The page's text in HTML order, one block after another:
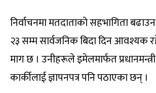
निर्वाचनमा मतदाताको सहभागिता
२३ सम्म सार्वजनिक बिदा दिन आवश्यक
माग छ । उनीहरूले इमेलमार्फत
कार्कीलाई ज्ञापनपत्र पनि पठाएका छन् ।